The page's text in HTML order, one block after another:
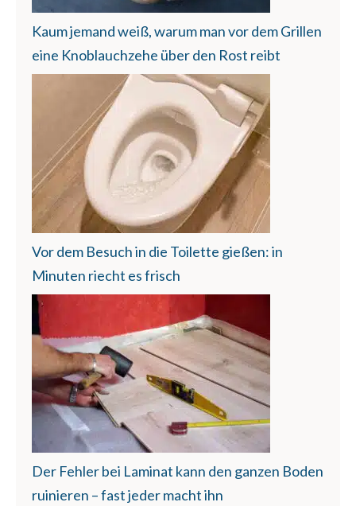
Kaum jemand weiß, warum man vor dem Grillen
eine Knoblauchzehe über den Rost reibt
Vor dem Besuch in die Toilette gießen: in
Minuten riecht es frisch
Der Fehler bei Laminat kann den ganzen Boden
ruinieren – fast jeder macht ihn